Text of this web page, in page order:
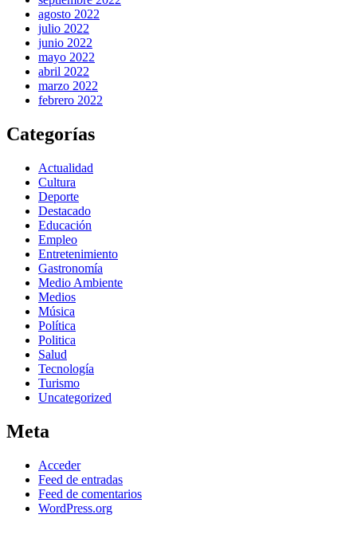
agosto 2022
julio 2022
junio 2022
mayo 2022
abril 2022
marzo 2022
febrero 2022
Categorías
Actualidad
Cultura
Deporte
Destacado
Educación
Empleo
Entretenimiento
Gastronomía
Medio Ambiente
Medios
Música
Política
Politica
Salud
Tecnología
Turismo
Uncategorized
Meta
Acceder
Feed de entradas
Feed de comentarios
WordPress.org